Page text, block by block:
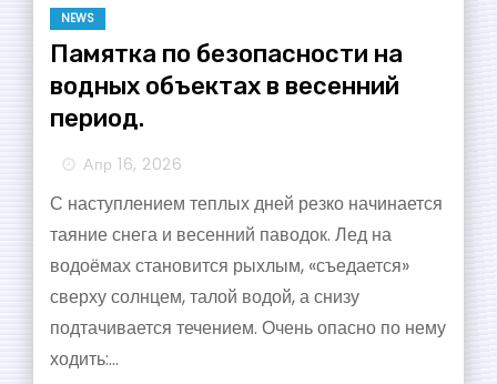
NEWS
Памятка по безопасности на
водных объектах в весенний
период.
Апр 16, 2026
С наступлением теплых дней резко начинается
таяние снега и весенний паводок. Лед на
водоёмах становится рыхлым, «съедается»
сверху солнцем, талой водой, а снизу
подтачивается течением. Очень опасно по нему
ходить:…